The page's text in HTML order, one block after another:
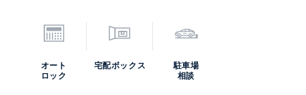
オート
ロック
宅配ボックス
駐車場
相談